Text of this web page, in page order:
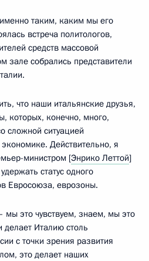
таким, каким мы его
встреча политологов,
средств массовой
зале собрались представители
что наши итальянские друзья,
которых, конечно, много,
сложной ситуацией
Действительно, я
министром [Энрико Леттой]
статус одного
Евросоюза, еврозоны.
это чувствуем, знаем, мы это
Италию столь
с точки зрения развития
это делает наших